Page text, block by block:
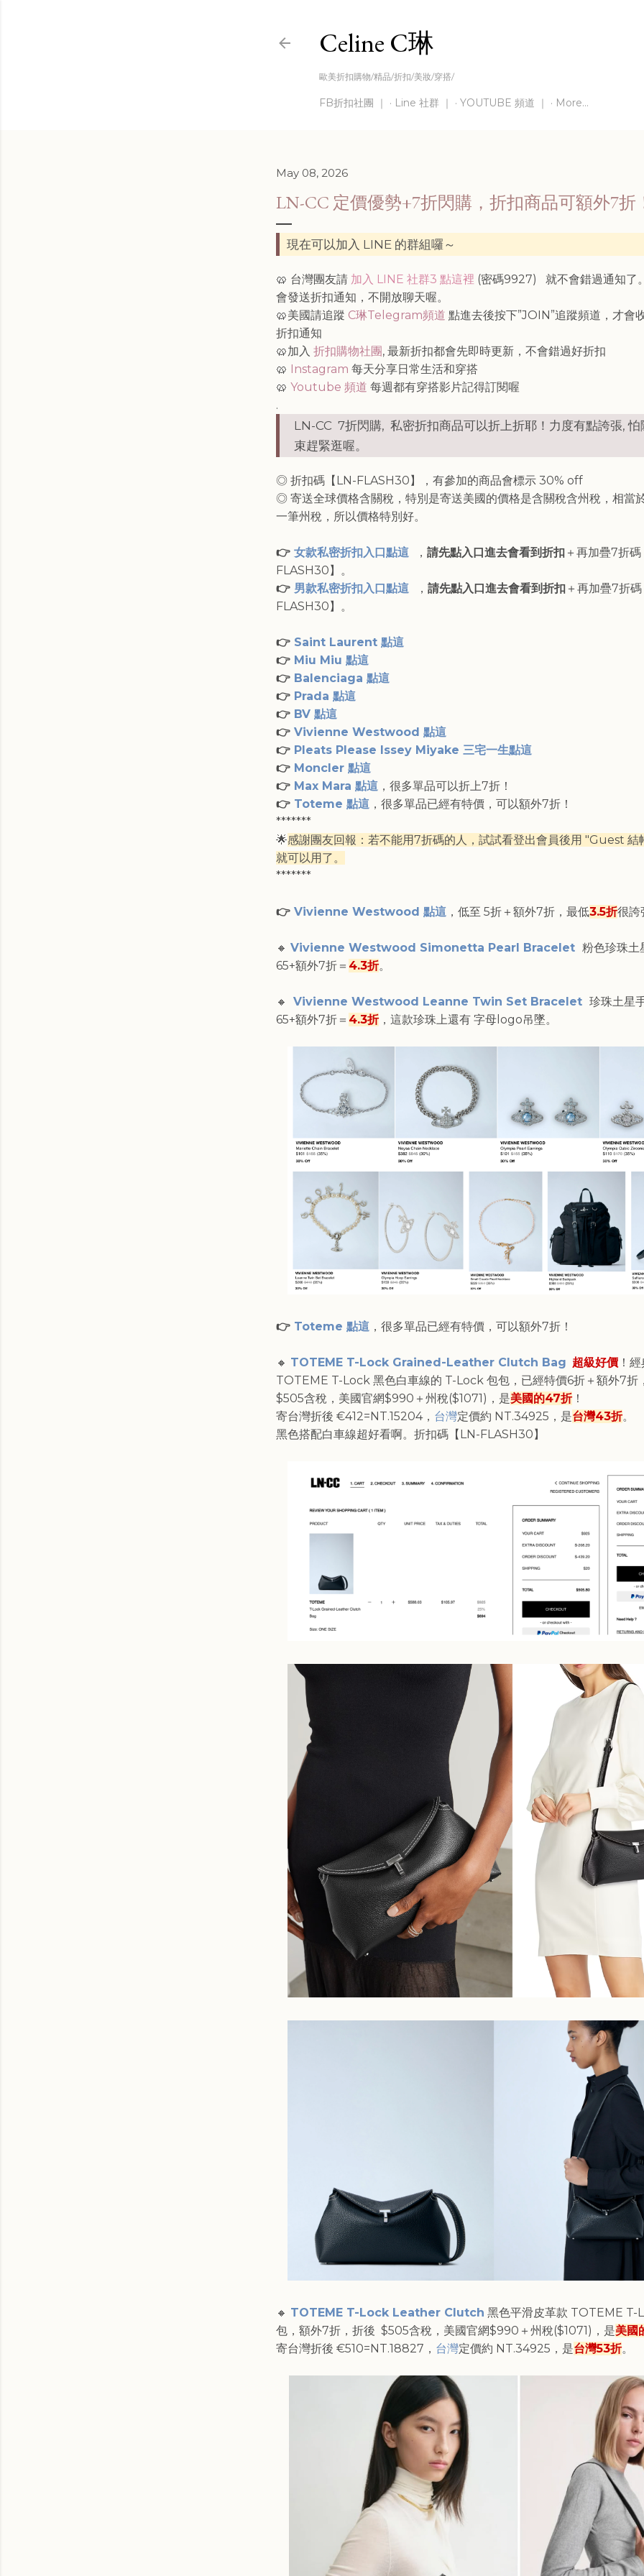
Celine C琳
歐美折扣購物/精品/折扣/美妝/穿搭/
FB折扣社團 ｜ Line 社群 ｜ YOUTUBE 頻道 ｜ More…
May 08, 2026
LN-CC 定價優勢+7折閃購，折扣商品可額外7折
現在可以加入 LINE 的群組囉～
🥨 台灣團友請 加入 LINE 社群3 點這裡 (密碼9927)
就不會錯過通知了
會發送折扣通知，不開放聊天喔。
🥨美國請追蹤 C琳Telegram頻道 點進去後按下”JOIN”追蹤頻道，才會
折扣通知
🥨加入 折扣購物社團, 最新折扣都會先即時更新，不會錯過好折扣
🥨 Instagram 每天分享日常生活和穿搭
🥨 Youtube 頻道 每週都有穿搭影片記得訂閱喔
.
LN-CC 7折閃購, 私密折扣商品可以折上折耶！力度有點誇張, 怕
束趕緊逛喔。
◎ 折扣碼【LN-FLASH30】，有參加的商品會標示 30% off
◎ 寄送全球價格含關稅，特別是寄送美國的價格是含關稅含州稅，相當
一筆州稅，所以價格特別好。
👉 女款私密折扣入口點這 ， 請先點入口進去會看到折扣 ＋再加疊7折
FLASH30】。
👉 男款私密折扣入口點這 ， 請先點入口進去會看到折扣 ＋再加疊7折
FLASH30】。
👉 Saint Laurent 點這
👉 Miu Miu 點這
👉 Balenciaga 點這
👉 Prada 點這
👉 BV 點這
👉 Vivienne Westwood 點這
👉 Pleats Please Issey Miyake 三宅一生點這
👉 Moncler 點這
👉 Max Mara 點這 ，很多單品可以折上7折！
👉 Toteme 點這 ，很多單品已經有特價，可以額外7折！
*******
🌟感謝團友回報：若不能用7折碼的人，試試看登出會員後用 "Guest 結
就可以用了。
*******
👉 Vivienne Westwood 點這 ，低至 5折＋額外7折，最低3.5折很誇
🔸 Vivienne Westwood Simonetta Pearl Bracelet 粉色珍珠土
65+額外7折＝ 4.3折。
🔸 Vivienne Westwood Leanne Twin Set Bracelet 珍珠土星
65+額外7折＝ 4.3折，這款珍珠上還有 字母logo吊墜。
👉 Toteme 點這 ，很多單品已經有特價，可以額外7折！
🔸 TOTEME T-Lock Grained-Leather Clutch Bag 超級好價 ！
TOTEME T-Lock 黑色白車線的 T-Lock 包包，已經特價6折＋額外7折
$505含稅，美國官網$990＋州稅($1071)，是美國的47折！
寄台灣折後 €412=NT.15204， 台灣定價約 NT.34925，是台灣43折。
黑色搭配白車線超好看啊。折扣碼【LN-FLASH30】
🔸 TOTEME T-Lock Leather Clutch 黑色平滑皮革款 TOTEME T-
包，額外7折，折後 $505含稅，美國官網$990＋州稅($1071)，是美國
寄台灣折後 €510=NT.18827， 台灣定價約 NT.34925，是台灣53折。